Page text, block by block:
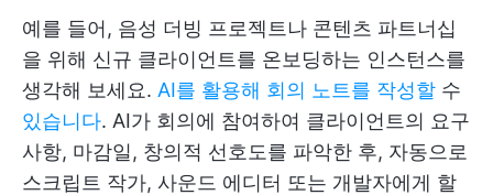
예를 들어, 음성 더빙 프로젝트나 콘텐츠 파트너십
을 위해 신규 클라이언트를 온보딩하는 인스턴스를
생각해 보세요. AI를 활용해 회의 노트를 작성할 수
있습니다. AI가 회의에 참여하여 클라이언트의 요구
사항, 마감일, 창의적 선호도를 파악한 후, 자동으로
스크립트 작가, 사운드 에디터 또는 개발자에게 할